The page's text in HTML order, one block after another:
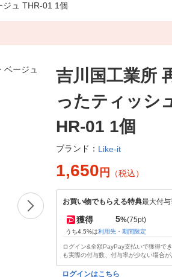
ジュ THR-01 1個
吉川国工業所
ったティッシ
HR-01 1個
ブランド： Like-it
1,650 円 （税込）
お買い物でもらえる特典最大付
獲得 5%(75pt)
うち4.5%は利用先・期間限定
ログイン&全額PayPay支払いで獲得で
も実際の付与数、付与率が少ない場合
ログインはこちら